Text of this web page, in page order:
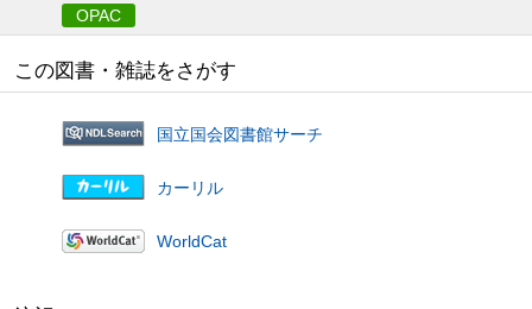
OPAC
この図書・雑誌をさがす
国立国会図書館サーチ
カーリル
WorldCat